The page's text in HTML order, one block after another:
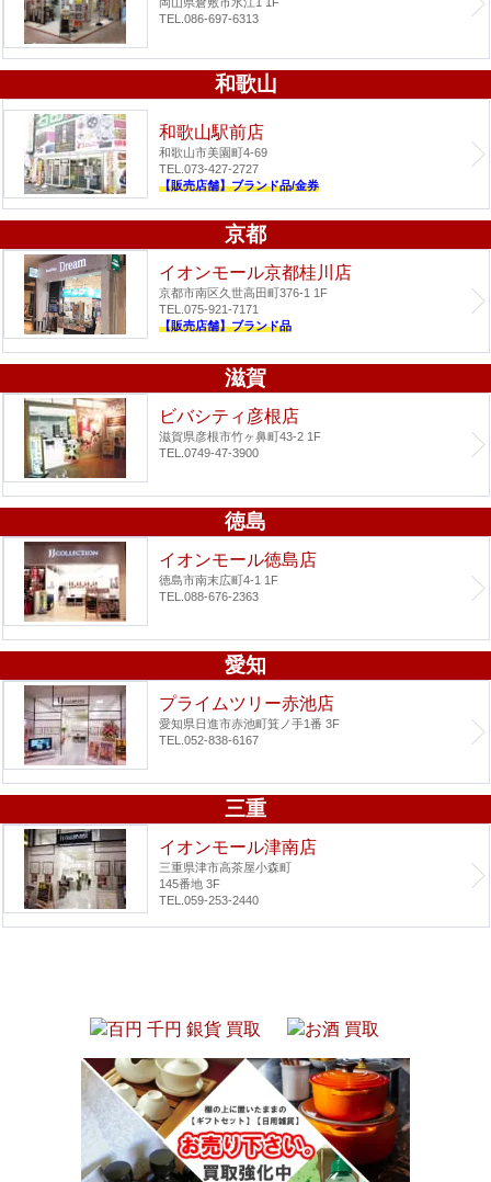
TEL.086-697-6313
和歌山
和歌山駅前店
和歌山市美園町4-69
TEL.073-427-2727
【販売店舗】ブランド品/金券
京都
イオンモール京都桂川店
京都市南区久世高田町376-1 1F
TEL.075-921-7171
【販売店舗】ブランド品
滋賀
ビバシティ彦根店
滋賀県彦根市竹ヶ鼻町43-2 1F
TEL.0749-47-3900
徳島
イオンモール徳島店
徳島市南末広町4-1 1F
TEL.088-676-2363
愛知
プライムツリー赤池店
愛知県日進市赤池町箕ノ手1番 3F
TEL.052-838-6167
三重
イオンモール津南店
三重県津市高茶屋小森町
145番地 3F
TEL.059-253-2440